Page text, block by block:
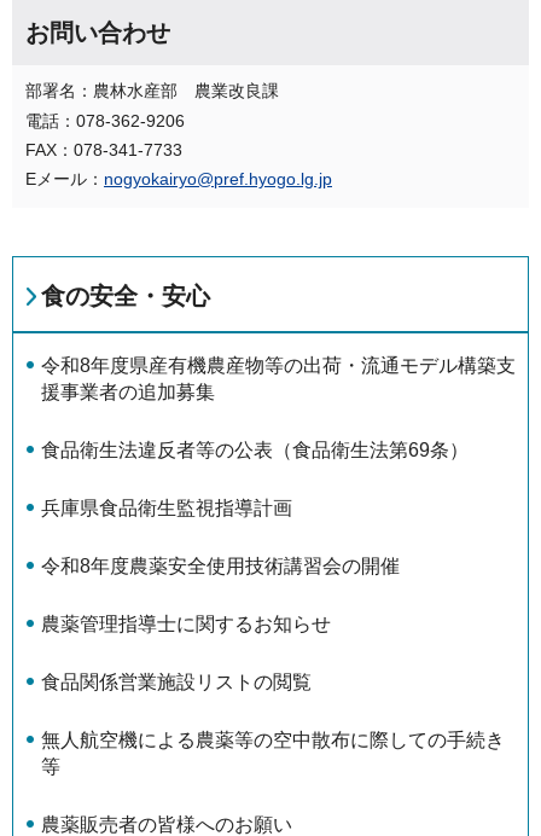
お問い合わせ
部署名：農林水産部 農業改良課
電話：078-362-9206
FAX：078-341-7733
Eメール： nogyokairyo@pref.hyogo.lg.jp
食の安全・安心
令和8年度県産有機農産物等の出荷・流通モデル構築支
援事業者の追加募集
食品衛生法違反者等の公表（食品衛生法第69条）
兵庫県食品衛生監視指導計画
令和8年度農薬安全使用技術講習会の開催
農薬管理指導士に関するお知らせ
食品関係営業施設リストの閲覧
無人航空機による農薬等の空中散布に際しての手続き
等
農薬販売者の皆様へのお願い